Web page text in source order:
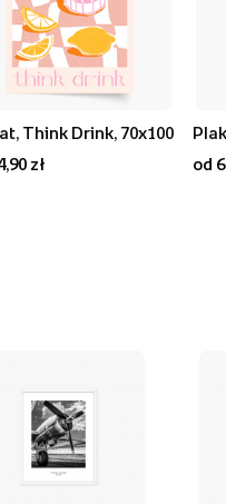
Think Drink, 70x100
zł
od